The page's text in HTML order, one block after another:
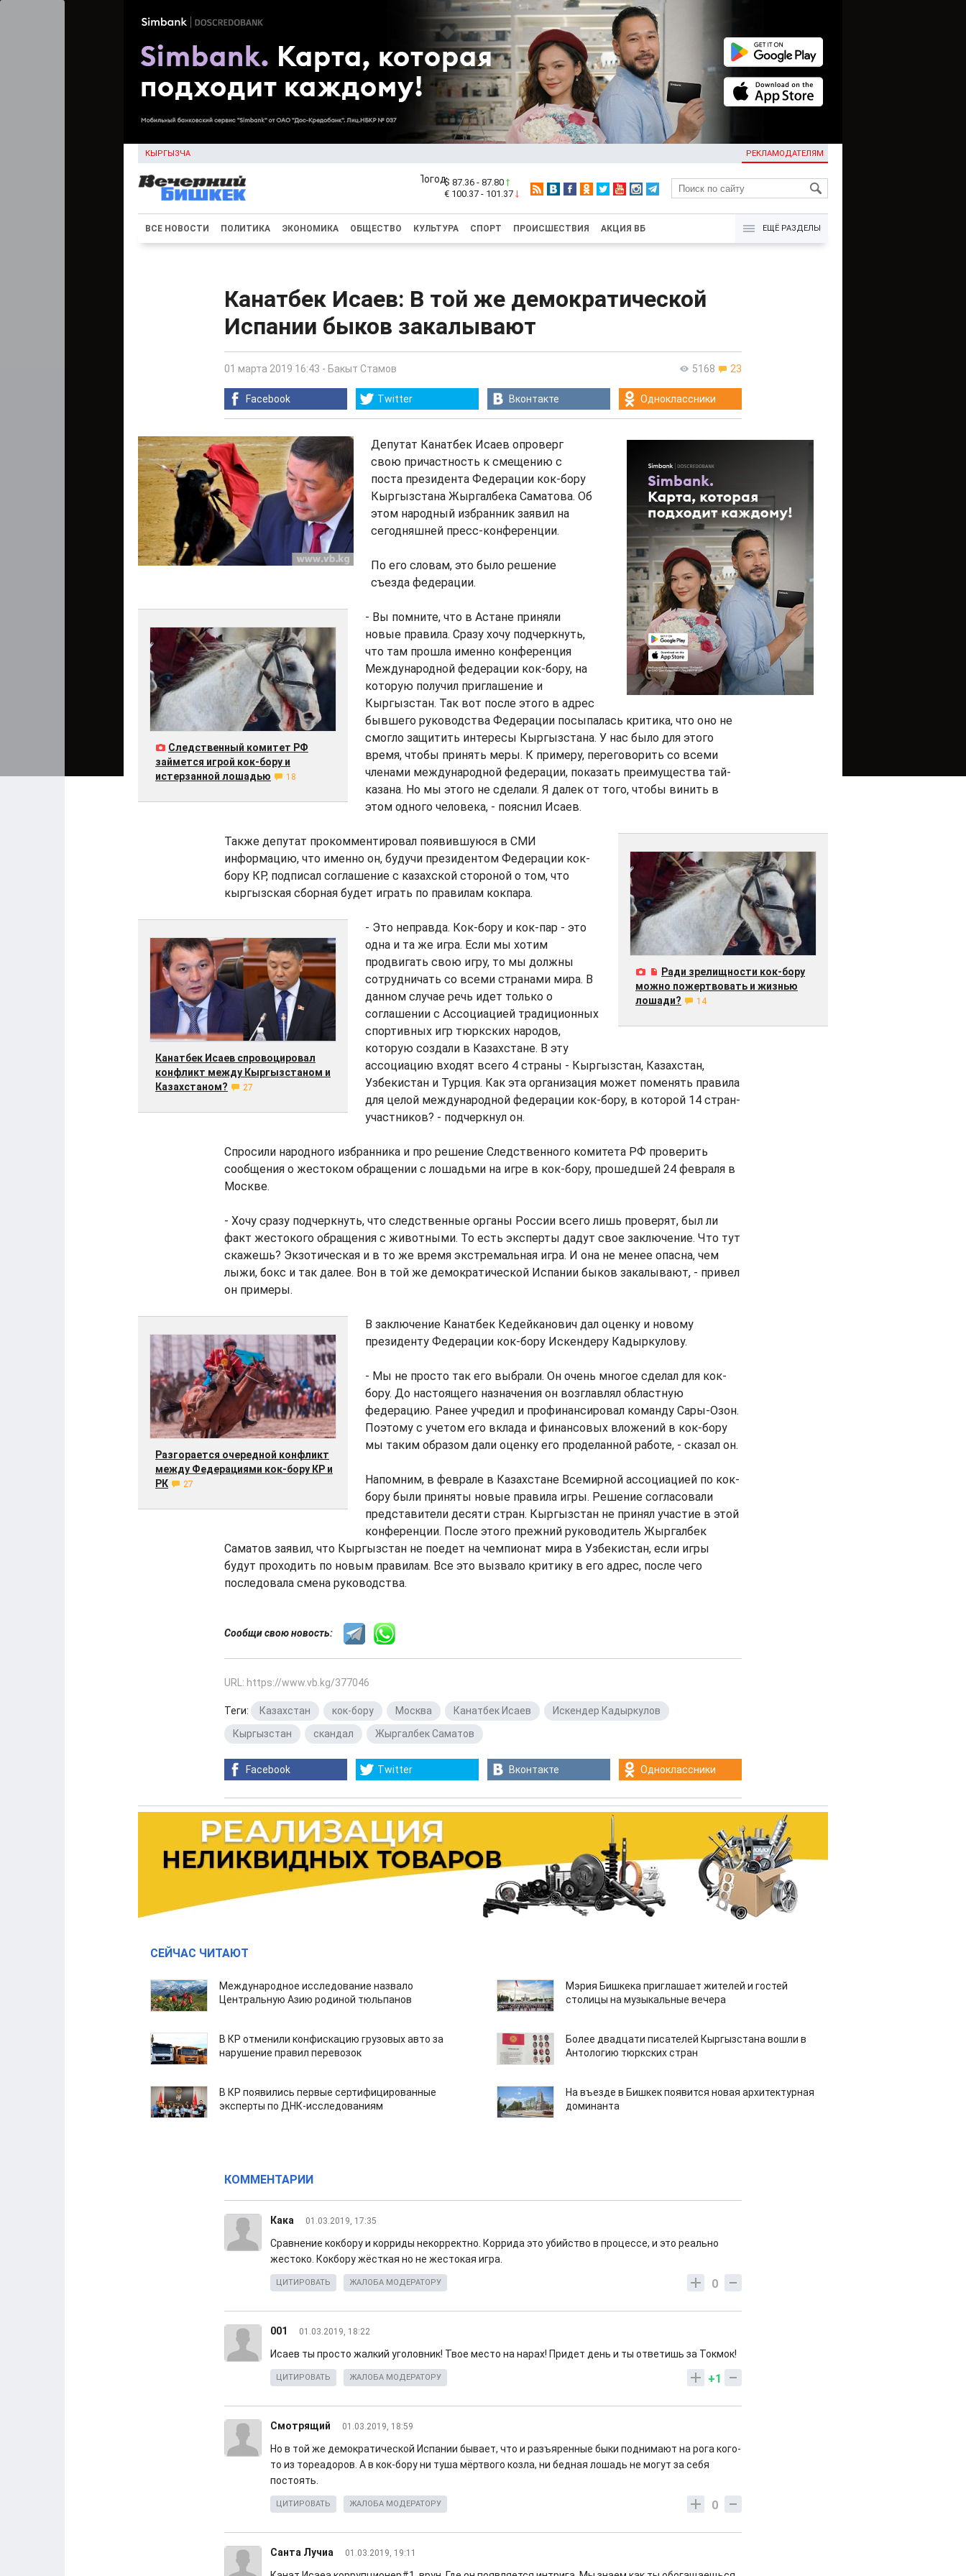
КЫРГЫЗЧА РЕКЛАМОДАТЕЛЯМ
KG
$ 87.36 - 87.80
€ 100.37 - 101.37
ВСЕ НОВОСТИ ПОЛИТИКА ЭКОНОМИКА ОБЩЕСТВО КУЛЬТУРА СПОРТ ПРОИСШЕСТВИЯ АКЦИЯ ВБ ЕЩЁ РАЗДЕЛЫ
Канатбек Исаев: В той же демократической
Испании быков закалывают
5168 23
01 марта 2019 16:43 - Бакыт Стамов
Facebook Twitter Вконтакте Одноклассники
Депутат Канатбек Исаев опроверг
свою причастность к смещению с
поста президента Федерации кок-бору
Кыргызстана Жыргалбека Саматова. Об
этом народный избранник заявил на
сегодняшней пресс-конференции.
По его словам, это было решение
съезда федерации.
Следственный комитет РФ
займется игрой кок-бору и
истерзанной лошадью
18
- Вы помните, что в Астане приняли
новые правила. Сразу хочу подчеркнуть,
что там прошла именно конференция
Международной федерации кок-бору, на
которую получил приглашение и
Кыргызстан. Так вот после этого в адрес
бывшего руководства Федерации посыпалась критика, что оно не
смогло защитить интересы Кыргызстана. У нас было для этого
время, чтобы принять меры. К примеру, переговорить со всеми
членами международной федерации, показать преимущества тай-
казана. Но мы этого не сделали. Я далек от того, чтобы винить в
этом одного человека, - пояснил Исаев.
Ради зрелищности кок-бору
можно пожертвовать и жизнью
лошади?
14
Также депутат прокомментировал появившуюся в СМИ
информацию, что именно он, будучи президентом Федерации кок-
бору КР, подписал соглашение с казахской стороной о том, что
кыргызская сборная будет играть по правилам кокпара.
Канатбек Исаев спровоцировал
конфликт между Кыргызстаном и
Казахстаном?
27
- Это неправда. Кок-бору и кок-пар - это
одна и та же игра. Если мы хотим
продвигать свою игру, то мы должны
сотрудничать со всеми странами мира. В
данном случае речь идет только о
соглашении с Ассоциацией традиционных
спортивных игр тюркских народов,
которую создали в Казахстане. В эту
ассоциацию входят всего 4 страны - Кыргызстан, Казахстан,
Узбекистан и Турция. Как эта организация может поменять правила
для целой международной федерации кок-бору, в которой 14 стран-
участников? - подчеркнул он.
Спросили народного избранника и про решение Следственного комитета РФ проверить
сообщения о жестоком обращении с лошадьми на игре в кок-бору, прошедшей 24 февраля в
Москве.
- Хочу сразу подчеркнуть, что следственные органы России всего лишь проверят, был ли
факт жестокого обращения с животными. То есть эксперты дадут свое заключение. Что тут
скажешь? Экзотическая и в то же время экстремальная игра. И она не менее опасна, чем
лыжи, бокс и так далее. Вон в той же демократической Испании быков закалывают, - привел
он примеры.
Разгорается очередной конфликт
между Федерациями кок-бору КР и
РК
27
В заключение Канатбек Кедейканович дал оценку и новому
президенту Федерации кок-бору Искендеру Кадыркулову.
- Мы не просто так его выбрали. Он очень многое сделал для кок-
бору. До настоящего назначения он возглавлял областную
федерацию. Ранее учредил и профинансировал команду Сары-Озон.
Поэтому с учетом его вклада и финансовых вложений в кок-бору
мы таким образом дали оценку его проделанной работе, - сказал он.
Напомним, в феврале в Казахстане Всемирной ассоциацией по кок-
бору были приняты новые правила игры. Решение согласовали
представители десяти стран. Кыргызстан не принял участие в этой
конференции. После этого прежний руководитель Жыргалбек
Саматов заявил, что Кыргызстан не поедет на чемпионат мира в Узбекистан, если игры
будут проходить по новым правилам. Все это вызвало критику в его адрес, после чего
последовала смена руководства.
Сообщи свою новость:
URL: https://www.vb.kg/377046
Теги: Казахстан кок-бору Москва Канатбек Исаев Искендер Кадыркулов
Кыргызстан
скандал Жыргалбек Саматов
Facebook Twitter Вконтакте Одноклассники
СЕЙЧАС ЧИТАЮТ
Международное исследование назвало
Центральную Азию родиной тюльпанов
Мэрия Бишкека приглашает жителей и гостей
столицы на музыкальные вечера
В КР отменили конфискацию грузовых авто за
нарушение правил перевозок
Более двадцати писателей Кыргызстана вошли в
Антологию тюркских стран
В КР появились первые сертифицированные
эксперты по ДНК-исследованиям
На въезде в Бишкек появится новая архитектурная
доминанта
КОММЕНТАРИИ
Кака 01.03.2019, 17:35
Сравнение кокбору и корриды некорректно. Коррида это убийство в процессе, и это реально
жестоко. Кокбору жёсткая но не жестокая игра.
0
ЦИТИРОВАТЬ ЖАЛОБА МОДЕРАТОРУ
001 01.03.2019, 18:22
Исаев ты просто жалкий уголовник! Твое место на нарах! Придет день и ты ответишь за Токмок!
+1
ЦИТИРОВАТЬ ЖАЛОБА МОДЕРАТОРУ
Смотрящий 01.03.2019, 18:59
Но в той же демократической Испании бывает, что и разъяренные быки поднимают на рога кого-
то из тореадоров. А в кок-бору ни туша мёртвого козла, ни бедная лошадь не могут за себя
постоять.
0
ЦИТИРОВАТЬ ЖАЛОБА МОДЕРАТОРУ
Санта Лучиа 01.03.2019, 19:11